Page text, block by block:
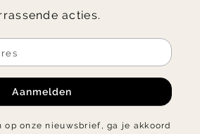
acties.
Aanmelden
op onze nieuwsbrief, ga je akkoord